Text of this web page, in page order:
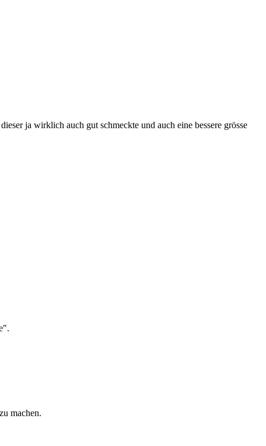
ja wirklich auch gut schmeckte und auch eine bessere grösse
machen.